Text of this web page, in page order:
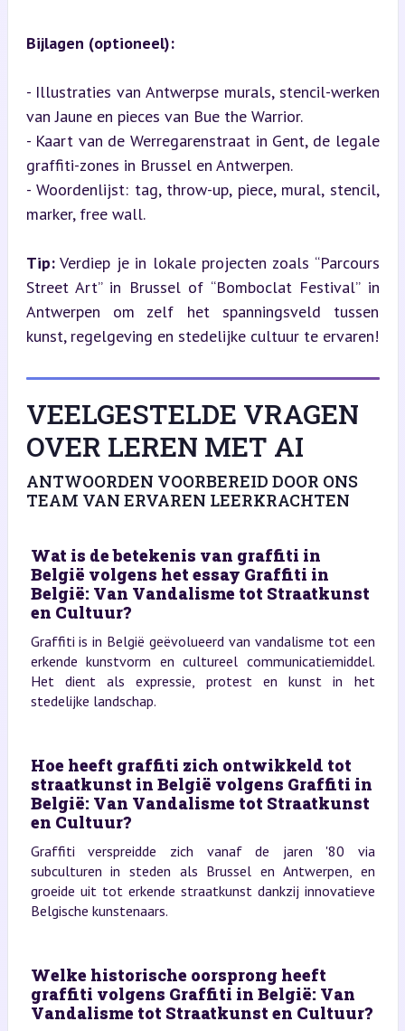
Bijlagen (optioneel):
- Illustraties van Antwerpse murals, stencil-werken
van Jaune en pieces van Bue the Warrior.
- Kaart van de Werregarenstraat in Gent, de legale
graffiti-zones in Brussel en Antwerpen.
- Woordenlijst: tag, throw-up, piece, mural, stencil,
marker, free wall.
Tip: Verdiep je in lokale projecten zoals “Parcours
Street Art” in Brussel of “Bomboclat Festival” in
Antwerpen om zelf het spanningsveld tussen
kunst, regelgeving en stedelijke cultuur te ervaren!
VEELGESTELDE VRAGEN
OVER LEREN MET AI
ANTWOORDEN VOORBEREID DOOR ONS
TEAM VAN ERVAREN LEERKRACHTEN
Wat is de betekenis van graffiti in
België volgens het essay Graffiti in
België: Van Vandalisme tot Straatkunst
en Cultuur?
Graffiti is in België geëvolueerd van vandalisme tot een
erkende kunstvorm en cultureel communicatiemiddel.
Het dient als expressie, protest en kunst in het
stedelijke landschap.
Hoe heeft graffiti zich ontwikkeld tot
straatkunst in België volgens Graffiti in
België: Van Vandalisme tot Straatkunst
en Cultuur?
Graffiti verspreidde zich vanaf de jaren '80 via
subculturen in steden als Brussel en Antwerpen, en
groeide uit tot erkende straatkunst dankzij innovatieve
Belgische kunstenaars.
Welke historische oorsprong heeft
graffiti volgens Graffiti in België: Van
Vandalisme tot Straatkunst en Cultuur?